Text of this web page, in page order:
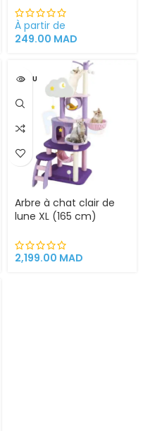
et extérieur
À partir de
249.00 MAD
VENDU
Arbre à chat clair de
lune XL (165 cm)
chat griffoirs
2,199.00 MAD